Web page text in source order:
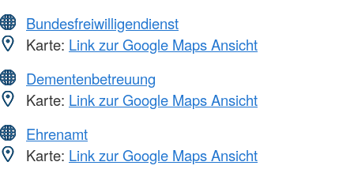
Bundesfreiwilligendienst
Karte: Link zur Google Maps Ansicht
Dementenbetreuung
Karte: Link zur Google Maps Ansicht
Ehrenamt
Karte: Link zur Google Maps Ansicht